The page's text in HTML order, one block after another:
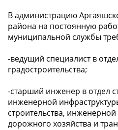
В администрацию
района на постоянную
муниципальной службы
-ведущий специалист в
градостроительства;
-старший инженер в отдел
инженерной
строительства,
дорожного хозяйства и